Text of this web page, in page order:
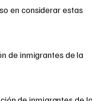
en considerar estas